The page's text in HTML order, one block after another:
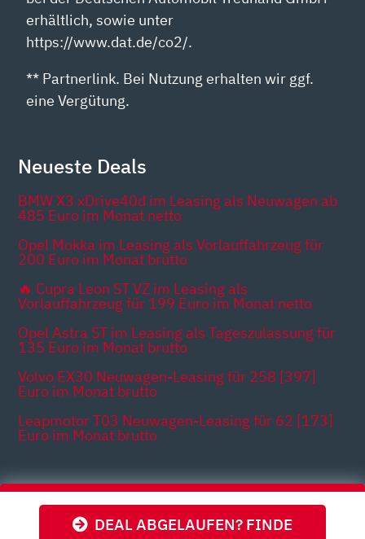
DEAL ABGELAUFEN? FINDE
erhältlich, sowie unter
https://www.dat.de/co2/.
** Partnerlink. Bei Nutzung erhalten wir ggf.
eine Vergütung.
Neueste Deals
BMW X3 xDrive40d im Leasing als Neuwagen ab
485 Euro im Monat netto
Opel Mokka im Leasing als Vorlauffahrzeug für
200 Euro im Monat brutto
🔥 Cupra Leon ST VZ im Leasing als
Vorlauffahrzeug für 199 Euro im Monat netto
Opel Astra ST im Leasing als Tageszulassung für
135 Euro im Monat brutto
Volvo EX30 Neuwagen-Leasing für 258 [397]
Euro im Monat brutto
Leapmotor T03 Neuwagen-Leasing für 62 [173]
Euro im Monat brutto